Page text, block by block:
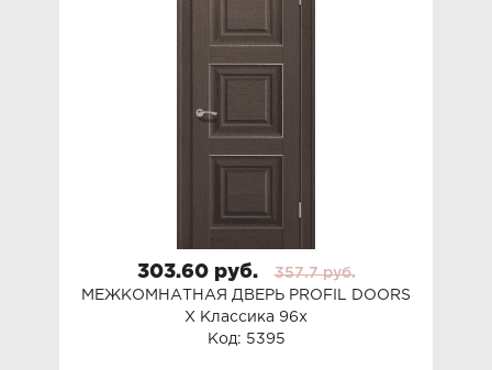
303.60 руб.
357.7 руб.
МЕЖКОМНАТНАЯ ДВЕРЬ PROFIL DOORS
Х Классика 96x
Код: 5395